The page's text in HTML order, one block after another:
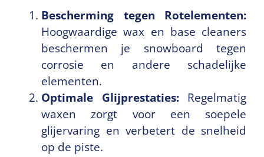
Bescherming tegen Rotelementen:
Hoogwaardige wax en base cleaners
beschermen je snowboard tegen
corrosie en andere schadelijke
elementen.
Optimale Glijprestaties:Regelmatig
waxen zorgt voor een soepele
glijervaring en verbetert de snelheid
op de piste.